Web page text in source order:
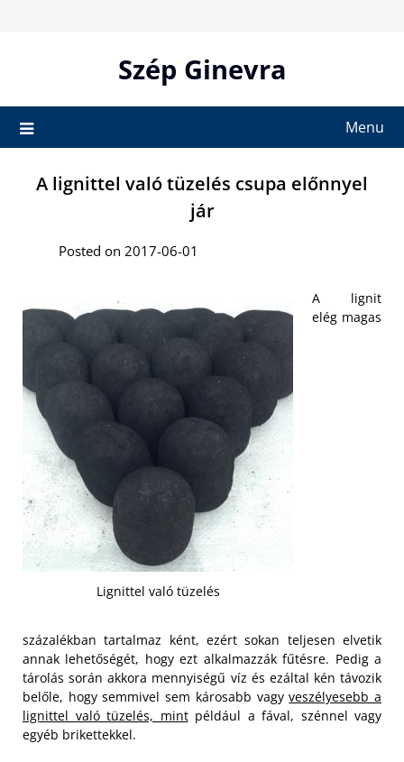
Szép Ginevra
Menu
A lignittel való tüzelés csupa előnnyel
jár
Posted on 2017-06-01
Lignittel való tüzelés
A lignit
elég magas
százalékban tartalmaz ként, ezért sokan teljesen elvetik
annak lehetőségét, hogy ezt alkalmazzák fűtésre. Pedig a
tárolás során akkora mennyiségű víz és ezáltal kén távozik
belőle, hogy semmivel sem károsabb vagyveszélyesebb a
lignittel való tüzelés, mintpéldául a fával, szénnel vagy
egyéb brikettekkel.